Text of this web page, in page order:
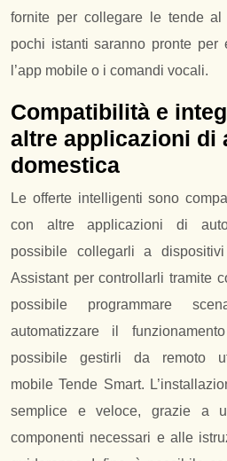
fornite per collegare le tende
pochi istanti saranno pronte per
l’app mobile o i comandi vocali.
Compatibilità e
altre applicazioni di
domestica
Le offerte intelligenti sono
con altre applicazioni di
possibile collegarli a
Assistant per controllarli tramite
possibile programmare
automatizzare il
possibile gestirli da remoto
mobile Tende Smart.
semplice e veloce, grazie a
componenti necessari e alle